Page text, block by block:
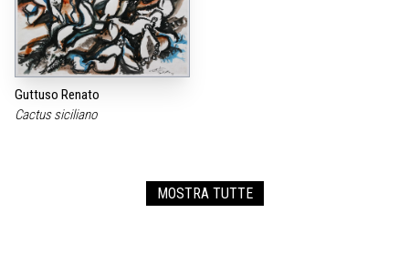
Guttuso Renato
Cactus siciliano
MOSTRA TUTTE